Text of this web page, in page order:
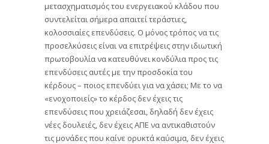
μετασχηματισμός του ενεργειακού κλάδου που
συντελείται σήμερα απαιτεί τεράστιες,
κολοσσιαίες επενδύσεις. Ο μόνος τρόπος να τις
προσελκύσεις είναι να επιτρέψεις στην ιδιωτική
πρωτοβουλία να κατευθύνει κονδύλια προς τις
επενδύσεις αυτές με την προσδοκία του
κέρδους – ποιος επενδύει για να χάσει; Με το να
«ενοχοποιείς» το κέρδος δεν έχεις τις
επενδύσεις που χρειάζεσαι, δηλαδή δεν έχεις
νέες δουλειές, δεν έχεις ΑΠΕ να αντικαθιστούν
τις μονάδες που καίνε ορυκτά καύσιμα, δεν έχεις